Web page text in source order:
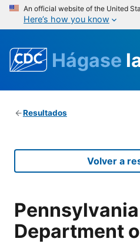
An official website of the United
Here’s how you know
Hágase
Resultados
Volver a
Pennsylvania
Department